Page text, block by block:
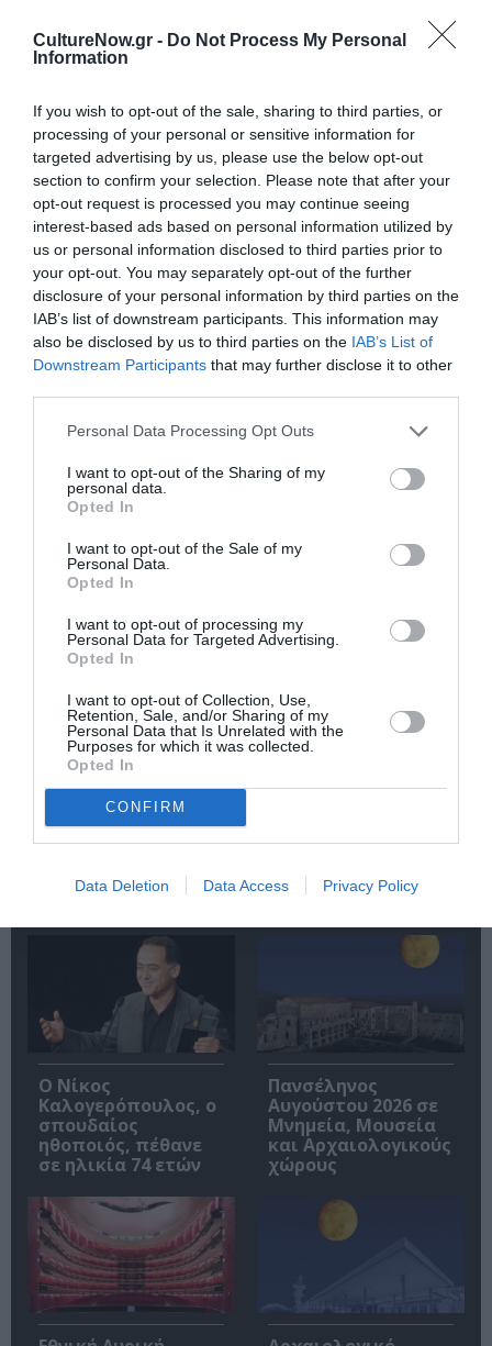
CultureNow.gr - Do Not Process My Personal
Information
If you wish to opt-out of the sale, sharing to third parties, or
processing of your personal or sensitive information for
targeted advertising by us, please use the below opt-out
section to confirm your selection. Please note that after your
opt-out request is processed you may continue seeing
interest-based ads based on personal information utilized by
us or personal information disclosed to third parties prior to
your opt-out. You may separately opt-out of the further
disclosure of your personal information by third parties on the
IAB’s list of downstream participants. This information may
also be disclosed by us to third parties on the IAB’s List of
Downstream Participants that may further disclose it to other
Personal Data Processing Opt Outs
I want to opt-out of the Sharing of my
personal data.
Opted In
I want to opt-out of the Sale of my
Personal Data.
Opted In
I want to opt-out of processing my
Personal Data for Targeted Advertising.
Opted In
I want to opt-out of Collection, Use,
Retention, Sale, and/or Sharing of my
Personal Data that Is Unrelated with the
Purposes for which it was collected.
Opted In
CONFIRM
Data Deletion Data Access Privacy Policy
Για περισσότερες πληροφορίες και δηλώσεις
συμμετοχής πατήστε εδώ
Οι υποψήφιοι/υποψήφιες θα πρέπει να υποβάλουν
ηλεκτρονικά την αίτησή τους για το πρόγραμμα
πρακτικής άσκησης, συμπληρώνοντας την ειδική
φόρμα υποβολής αίτησης, έως τις 3 Φεβρουαρίου 2023,
στις 10:00 π.μ. (EST).
Ακολουθήστε το Culturenow.gr στοGoogle Newsκαι
μάθετε πρώτοι όλες τις ειδήσεις
Δείτε όλα τατελευταία νέαγια την Τέχνη και τον
Πολιτισμό στοCulturenow.gr
Tags
ΑΝΑΚΟΙΝΩΣΕΙΣ
Newsletter
την Τέχνη και τον Πολιτισμό!
Σχετικά Άρθρα
Ο Νίκος
Καλογερόπουλος, ο
σπουδαίος
ηθοποιός, πέθανε
σε ηλικία 74 ετών
Πανσέληνος
Αυγούστου 2026 σε
Μνημεία, Μουσεία
και Αρχαιολογικούς
χώρους